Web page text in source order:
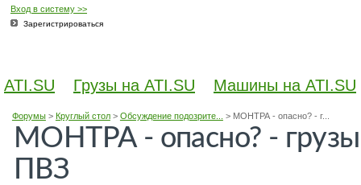
Вход в систему >>
Зарегистрироваться
ATI.SU Грузы на ATI.SU Машины на ATI.SU
Форумы> Круглый стол> Обсуждение подозрите... > МОНТРА - опасно? - г...
МОНТРА - опасно? -
ПВЗ